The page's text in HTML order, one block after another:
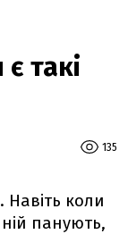
такі
135
Навіть коли
панують,